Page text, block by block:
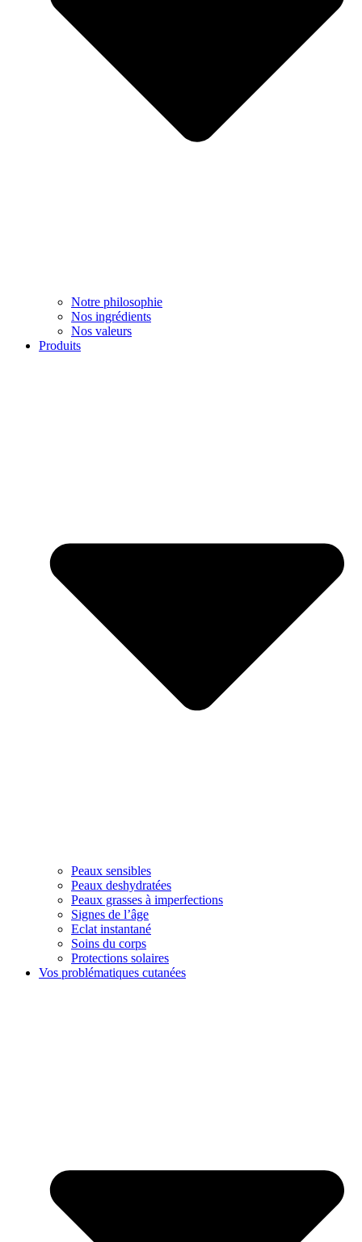
Notre philosophie
Nos ingrédients
Nos valeurs
Produits
Peaux sensibles
Peaux deshydratées
Peaux grasses à imperfections
Signes de l’âge
Eclat instantané
Soins du corps
Protections solaires
Vos problématiques cutanées